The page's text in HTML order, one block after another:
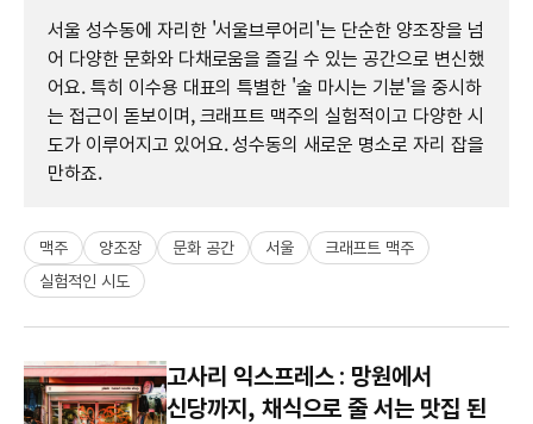
서울 성수동에 자리한 '서울브루어리'는 단순한 양조장을 넘
어 다양한 문화와 다채로움을 즐길 수 있는 공간으로 변신했
어요. 특히 이수용 대표의 특별한 '술 마시는 기분'을 중시하
는 접근이 돋보이며, 크래프트 맥주의 실험적이고 다양한 시
도가 이루어지고 있어요. 성수동의 새로운 명소로 자리 잡을
만하죠.
맥주 양조장 문화 공간 서울
크래프트 맥주
실험적인 시도
고사리 익스프레스 : 망원에서
신당까지, 채식으로 줄 서는 맛집 된